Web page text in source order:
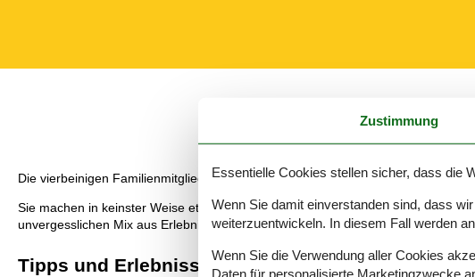
Die vierbeinigen Familienmitglieder müssen natürlich auch mit in
Sie machen in keinster Weise etwas falsch, wenn Sie sich entschließen, eine
unvergesslichen Mix aus Erlebnissen, Ausflügen, Attraktionen,
Tipps und Erlebnisse
Zustimmung
Essentielle Cookies stellen sicher, dass die
Wenn Sie damit einverstanden sind, dass
weiterzuentwickeln. In diesem Fall werden
Wenn Sie die Verwendung aller Cookies
Daten für personalisierte Marketingzwecke